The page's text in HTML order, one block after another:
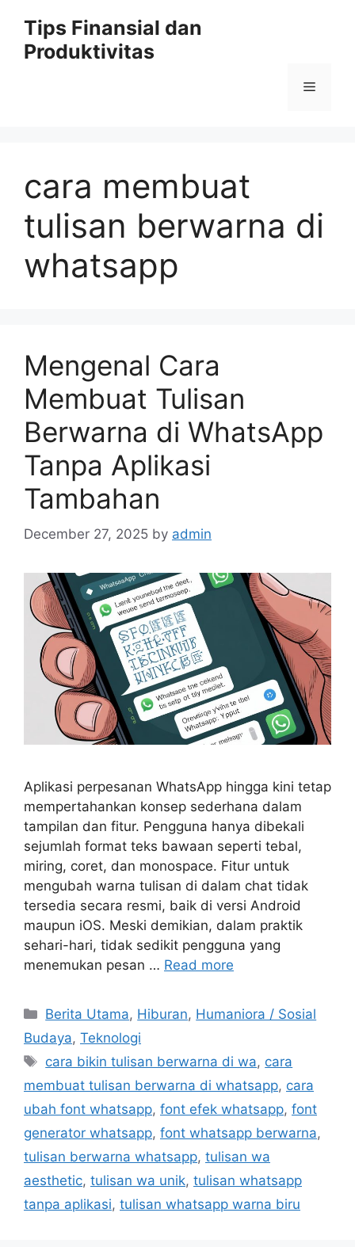
content
Tips Finansial dan
Produktivitas
Menu
cara membuat
tulisan berwarna di
whatsapp
Mengenal Cara
Membuat Tulisan
Berwarna di WhatsApp
Tanpa Aplikasi
Tambahan
December 27, 2025 by admin
Aplikasi perpesanan WhatsApp hingga kini tetap
mempertahankan konsep sederhana dalam
tampilan dan fitur. Pengguna hanya dibekali
sejumlah format teks bawaan seperti tebal,
miring, coret, dan monospace. Fitur untuk
mengubah warna tulisan di dalam chat tidak
tersedia secara resmi, baik di versi Android
maupun iOS. Meski demikian, dalam praktik
sehari-hari, tidak sedikit pengguna yang
menemukan pesan … Read more
C
a
e
g
o
r
i
s
Berita Utama, Hiburan, Humaniora / Sosial
Budaya, Teknologi
T
a
s
cara bikin tulisan berwarna di wa, cara
membuat tulisan berwarna di whatsapp, cara
ubah font whatsapp, font efek whatsapp, font
generator whatsapp, font whatsapp berwarna,
tulisan berwarna whatsapp, tulisan wa
aesthetic, tulisan wa unik, tulisan whatsapp
tanpa aplikasi, tulisan whatsapp warna biru